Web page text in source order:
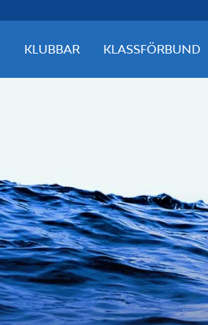
KLUBBAR KLASSFÖRBUND